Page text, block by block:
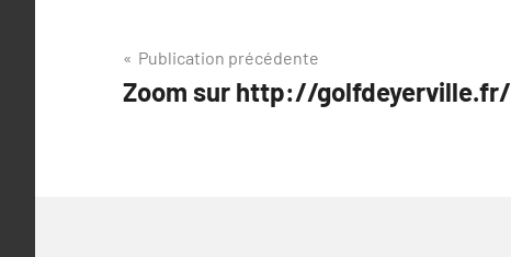
Navigation
de
Publication précédente
Zoom sur http://golfdeyerville.fr/